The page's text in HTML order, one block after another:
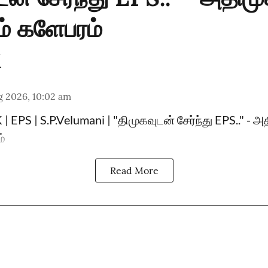
களேபரம்
2026, 10:02 am
EPS | S.P.Velumani | "திமுகவுடன் சேர்ந்து EPS.." -
Read More